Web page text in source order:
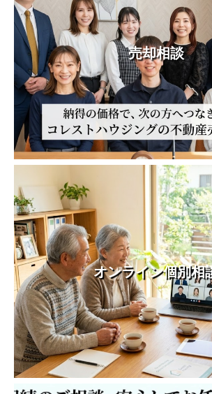
売却相談
オンライン個別相